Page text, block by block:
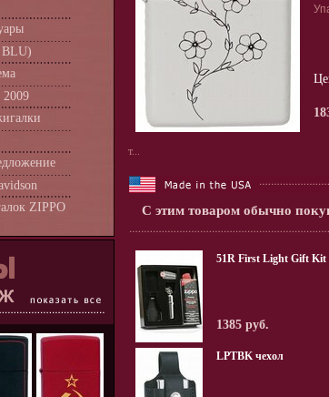
BLU)
ZIPPO
т...
С этим товаром обычно
51R First Light Gift Kit
1385 руб.
LPTBK чехол